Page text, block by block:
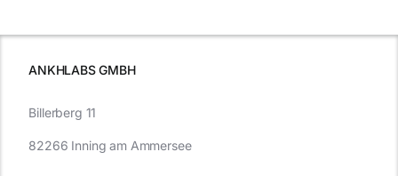
ANKHLABS GMBH
Billerberg 11
82266 Inning am Ammersee